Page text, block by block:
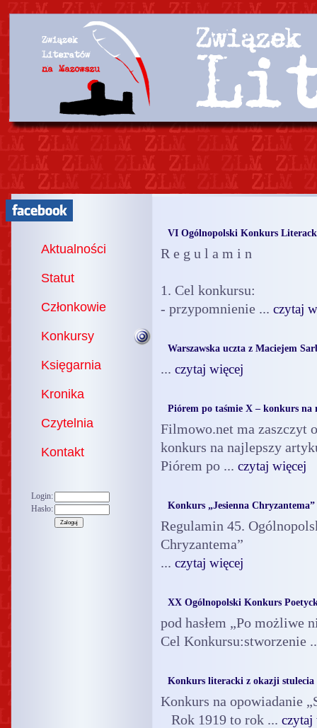
Aktualności
Statut
Członkowie
Konkursy
Księgarnia
Kronika
Czytelnia
Kontakt
Login:
Hasło:
VI Ogólnopolski Konkurs
R e g u l a m i n
1. Cel konkursu:
- przypomnienie ... czytaj
Warszawska uczta z Maciejem
... czytaj więcej
Piórem po taśmie X – konkurs na
Filmowo.net ma zaszczyt
konkurs na najlepszy
Piórem po ... czytaj więcej
Konkurs „Jesienna Chryzantema”
Regulamin 45.
Chryzantema”
... czytaj więcej
XX Ogólnopolski Konkurs
pod hasłem „Po możliwe
Cel Konkursu:stworzenie
Konkurs literacki z okazji
Konkurs na opowiadanie
Rok 1919 to rok ... czytaj